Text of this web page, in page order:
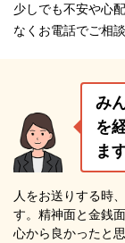
少しでも不安や心
なくお電話でご相
み
を
ま
人をお送りする時
す。精神面と金銭
心から良かったと